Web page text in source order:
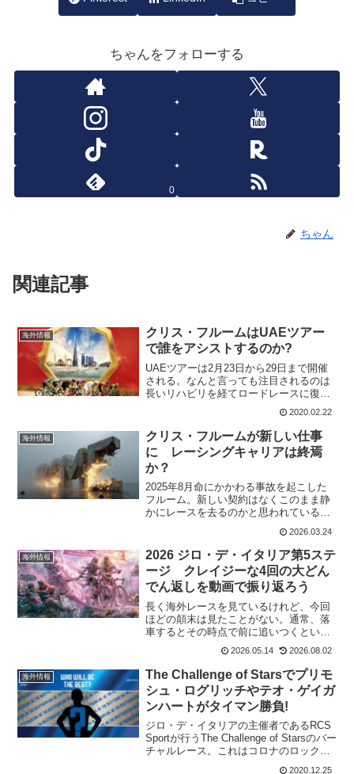
ちゃんをフォローする
0
ちゃん
関連記事
海外情報
クリス・フルームはUAEツアー
で誰をアシストするのか?
UAEツアーは2月23日から29日まで開催
される。なんと言っても注目されるのは
長いリハビリを経てロードレースに復帰
するクリス・フルーム(Team INEOS)。彼
がレースから遠ざかってすでに250日が経
過している。チームイネオスのUAEツ
ア...
2020.02.22
海外情報
クリス・フルームが新しい仕事
に レーシングキャリアは終焉
か？
2025年8月命にかかわる事故を起こした
フルーム。新しい契約はなくこのまま静
かにレースを去るのかと思われている。
データ分析企業「Vekta」のイノベーショ
ン責任者に就任Four-time Tour de France
winner join...
2026.03.24
海外情報
2026 ジロ・デ・イタリア第5ステ
ージ クレイジーな4回の大どん
でん返しを動画で振り返ろう
長く海外レースを見ているけれど、今回
ほどの顛末は見たことがない。通常、落
車するとその時点で前に追いつくという
ことはあり得ない。コースミスしてもそ
うだ。それだけ二人が雨の中逃げ続けて
疲れていたということもあっただろう。
もう2度とみれない面白い...
2026.05.14 2026.08.02
海外情報
The Challenge of Starsでプリモ
シュ・ログリッチやテオ・ゲイガ
ンハートがタイマン勝負!
ジロ・デ・イタリアの主催者であるRCS
Sportが行うThe Challenge of Starsのバー
チャルレース。これはコロナのロックダ
ウン中に第1回目が行われている。第1回
2020.12.25